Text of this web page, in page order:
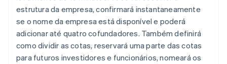
estrutura da empresa, confirmará instantaneamente
se o nome da empresa está disponível e poderá
adicionar até quatro cofundadores. Também definirá
como dividir as cotas, reservará uma parte das cotas
para futuros investidores e funcionários, nomeará os